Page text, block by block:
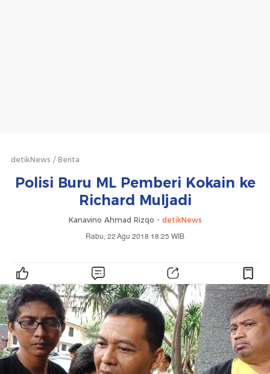
detikNews Berita
Polisi Buru ML Pemberi Kokain ke
Richard Muljadi
Kanavino Ahmad Rizqo - detikNews
Rabu, 22 Agu 2018 18:25 WIB